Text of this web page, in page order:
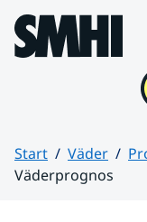
Hoppa till sidans
Start Väder
Väderprognos